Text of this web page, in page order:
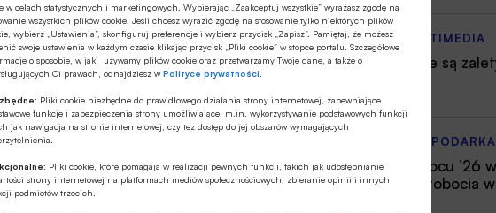
w celach statystycznych i marketingowych. Wybierając „Zaakceptuj wszystkie” wyrażasz zgodę na
wszystkich plików cookie. Jeśli chcesz wyrazić zgodę na stosowanie tylko niektórych plików
wybierz „Ustawienia”, skonfiguruj preferencje i wybierz przycisk „Zapisz”. Pamiętaj, że możesz
swoje ustawienia w każdym czasie klikając przycisk „Pliki cookie” w stopce portalu. Szczegółowe
o sposobie, w jaki używamy plików cookie oraz przetwarzamy Twoje dane, a także o
Ci prawach, odnajdziesz wPolityce prywatności
Pliki cookie niezbędne do prawidłowego działania strony internetowej, zapewniające
funkcje i zabezpieczenia strony umożliwiające, m.in. wykorzystywanie podstawowych funkcji
jak nawigacja na stronie internetowej, czy tez dostęp do jej obszarów wymagających
Pliki cookie, które pomagają w realizacji pewnych funkcji, takich jak udostępnianie
strony internetowej na platformach mediów społecznościowych, zbieranie opinii i innych
podmiotów trzecich.
MULTIMEDIA
Jakie są
GOSPODARKA
W lipcu ’26
bezrobocia